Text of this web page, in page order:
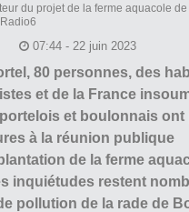
du projet de la ferme aquacole
07:44 - 22 juin 2023
80 personnes, des
et de la France
et boulonnais ont
à la réunion publique
de la ferme
inquiétudes restent
pollution de la rade de